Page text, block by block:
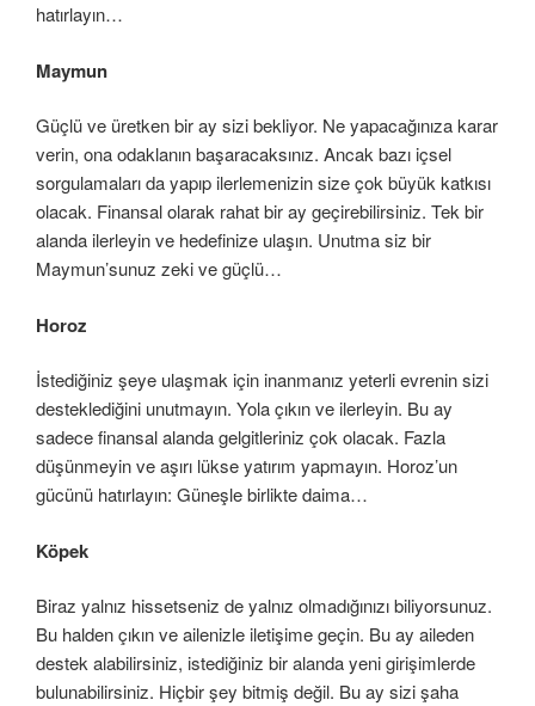
hatırlayın…
Maymun
Güçlü ve üretken bir ay sizi bekliyor. Ne yapacağınıza karar
verin, ona odaklanın başaracaksınız. Ancak bazı içsel
sorgulamaları da yapıp ilerlemenizin size çok büyük katkısı
olacak. Finansal olarak rahat bir ay geçirebilirsiniz. Tek bir
alanda ilerleyin ve hedefinize ulaşın. Unutma siz bir
Maymun’sunuz zeki ve güçlü…
Horoz
İstediğiniz şeye ulaşmak için inanmanız yeterli evrenin sizi
desteklediğini unutmayın. Yola çıkın ve ilerleyin. Bu ay
sadece finansal alanda gelgitleriniz çok olacak. Fazla
düşünmeyin ve aşırı lükse yatırım yapmayın. Horoz’un
gücünü hatırlayın: Güneşle birlikte daima…
Köpek
Biraz yalnız hissetseniz de yalnız olmadığınızı biliyorsunuz.
Bu halden çıkın ve ailenizle iletişime geçin. Bu ay aileden
destek alabilirsiniz, istediğiniz bir alanda yeni girişimlerde
bulunabilirsiniz. Hiçbir şey bitmiş değil. Bu ay sizi şaha